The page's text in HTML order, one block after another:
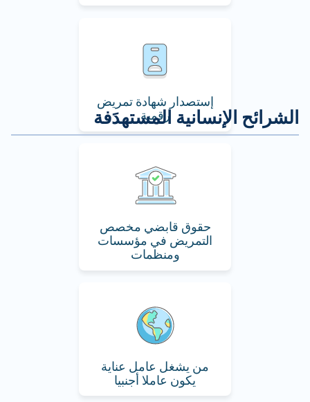
إستصدار شهادة تمريض
رقمية
حقوق قابضي مخصص
التمريض في مؤسسات
ومنظمات
من يشغل عامل عناية
يكون عاملا أجنبيا